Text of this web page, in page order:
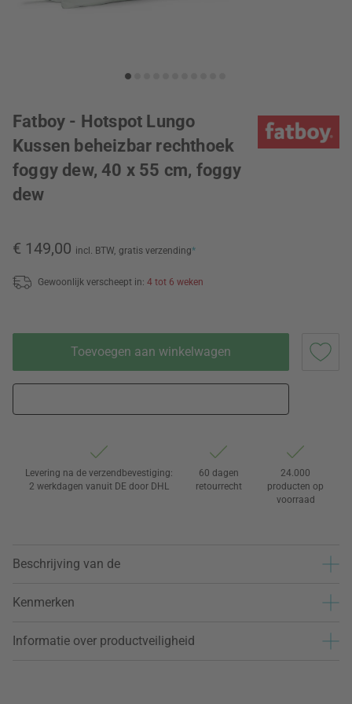
Fatboy - Hotspot Lungo
Kussen beheizbar rechthoek
foggy dew, 40 x 55 cm, foggy
dew
€ 149,00 incl. BTW, gratis verzending*
Gewoonlijk verscheept in: 4 tot 6 weken
Toevoegen aan winkelwagen
Levering na de verzendbevestiging:
2 werkdagen vanuit DE door DHL
60 dagen
retourrecht
24.000
producten op
voorraad
Beschrijving van de
Kenmerken
Informatie over productveiligheid